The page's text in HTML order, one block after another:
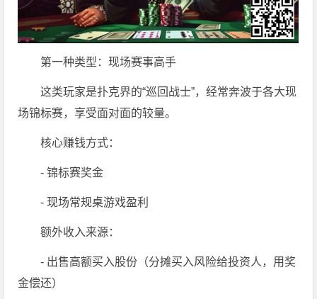
第一种类型：现场赛事高手
这类玩家是扑克界的“巡回战士”，经常奔波于各大现
场锦标赛，享受面对面的较量。
核心赚钱方式：
- 锦标赛奖金
- 现场常规桌游戏盈利
额外收入来源：
- 出售高额买入股份（分摊买入风险给投资人，用奖
金偿还）